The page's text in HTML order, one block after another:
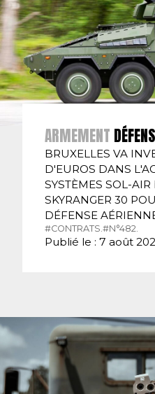
ARMEMENT
BRUXELLES VA
D'EUROS DANS
SYSTÈMES SOL-
SKYRANGER 30
DÉFENSE
#CONTRATS.#N°482.
Publié le : 7 août